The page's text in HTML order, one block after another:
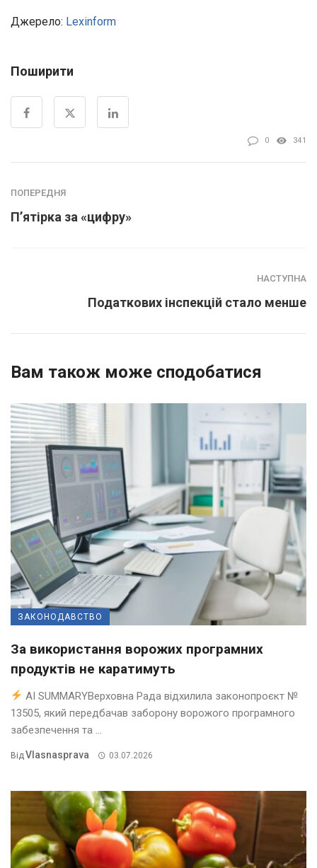
Джерело: Lexinform
Поширити
0 341
ПОПЕРЕДНЯ
П’ятірка за «цифру»
НАСТУПНА
Податкових інспекцій стало менше
Вам також може сподобатися
ЗАКОНОДАВСТВО
За використання ворожих програмних
продуктів не каратимуть
AI SUMMARYВерховна Рада відхилила законопроєкт №
13505, який передбачав заборону ворожого програмного
забезпечення та ...
ВідVlasnasprava 03.07.2026